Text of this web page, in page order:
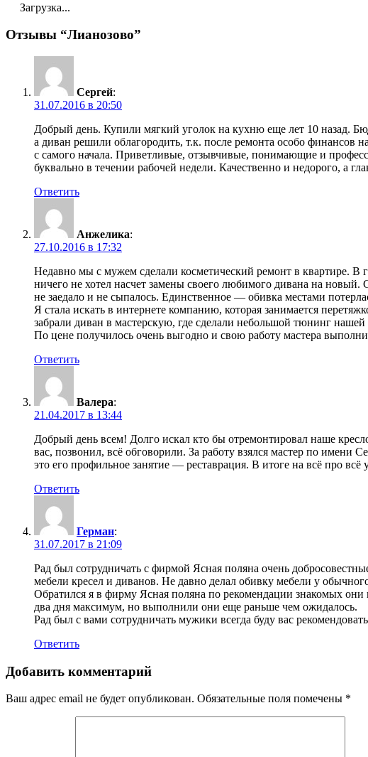
Загрузка...
Отзывы “Лианозово”
Сергей:
31.07.2016 в 20:50
Добрый день. Купили мягкий уголок на кухню еще лет 10 назад.
а диван решили облагородить, т.к. после ремонта особо финансов
с самого начала. Приветливые, отзывчивые, понимающие и
буквально в течении рабочей недели. Качественно и недорого, а
Ответить
Анжелика:
27.10.2016 в 17:32
Недавно мы с мужем сделали косметический ремонт в квартире.
ничего не хотел насчет замены своего любимого дивана на
не заедало и не сыпалось. Единственное — обивка местами
Я стала искать в интернете компанию, которая занимается
забрали диван в мастерскую, где сделали небольшой тюнинг
По цене получилось очень выгодно и свою работу мастера
Ответить
Валера:
21.04.2017 в 13:44
Добрый день всем! Долго искал кто бы отремонтировал наше
вас, позвонил, всё обговорили. За работу взялся мастер по имени
это его профильное занятие — реставрация. В итоге на всё про
Ответить
Герман:
31.07.2017 в 21:09
Рад был сотрудничать с фирмой Ясная поляна очень
мебели кресел и диванов. Не давно делал обивку мебели у
Обратился я в фирму Ясная поляна по рекомендации знакомых
два дня максимум, но выполнили они еще раньше чем ожидалось.
Рад был с вами сотрудничать мужики всегда буду вас
Ответить
Добавить комментарий
Ваш адрес email не будет опубликован. Обязательные поля помечены *